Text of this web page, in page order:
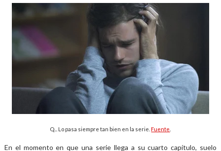
Q... Lo pasa siempre tan bien en la serie.Fuente
En el momento en que una serie llega a su cuarto capítulo, suelo